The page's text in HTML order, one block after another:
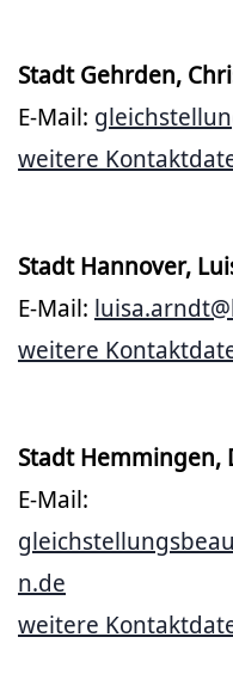
Stadt Gehrden,
E-Mail:
weitere
Stadt Hannover,
E-Mail:
weitere
Stadt Hemmingen,
E-Mail:
n.de
weitere